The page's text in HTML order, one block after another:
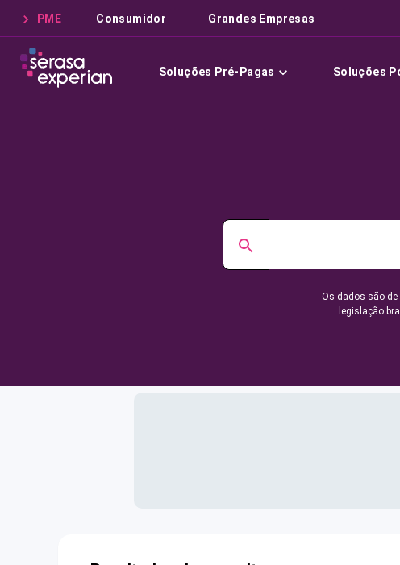
PME Consumidor Grandes Empresas
Soluções Pré-Pagas Soluções
Os dados são
legislação